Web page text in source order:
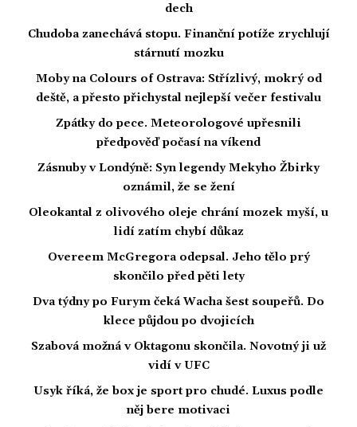
dech
Chudoba zanechává stopu. Finanční potíže zrychlují
stárnutí mozku
Moby na Colours of Ostrava: Střízlivý, mokrý od
deště, a přesto přichystal nejlepší večer festivalu
Zpátky do pece. Meteorologové upřesnili
předpověď počasí na víkend
Zásnuby v Londýně: Syn legendy Mekyho Žbirky
oznámil, že se žení
Oleokantal z olivového oleje chrání mozek myší, u
lidí zatím chybí důkaz
Overeem McGregora odepsal. Jeho tělo prý
skončilo před pěti lety
Dva týdny po Furym čeká Wacha šest soupeřů. Do
klece půjdou po dvojicích
Szabová možná v Oktagonu skončila. Novotný ji už
vidí v UFC
Usyk říká, že box je sport pro chudé. Luxus podle
něj bere motivaci